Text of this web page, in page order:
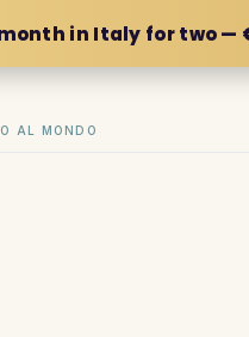
month in Italy for two —
AL MONDO